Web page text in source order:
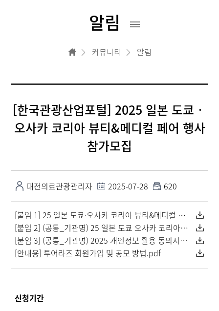
알림
커뮤니티 알림
[한국관광산업포털] 2025 일본 도쿄‧
오사카 코리아 뷰티&메디컬 페어 행사
참가모집
대전의료관광관리자 2025-07-28 620
[붙임 1] 25 일본 도쿄·오사카 코리아 뷰티&메디컬 페어 행사 참가모집 (최종).hwp
[붙임 2] (공통_기관명) 25 일본 도쿄 오사카 코리아 뷰티&메디컬 페어 참가신청서.xlsx
[붙임 3] (공통_기관명) 2025 개인정보 활용 동의서.xlsx
[안내용] 투어라즈 회원가입 및 공모 방법.pdf
신청기간